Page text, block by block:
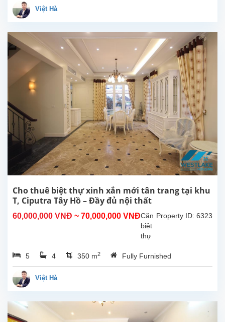
Ciputra,
quận
Tây
Hồ,
Hà
Nội.
Nhà
được
thiết
kế
hài
hòa
và
hiện
gồm
4
ngủ
và 3
phòng...
Việt Hà
Cho thuê biệt thự xinh xắn mới tân trang tại khu
T, Ciputra Tây Hồ – Đầy đủ nội thất
60,000,000 VNĐ ~ 70,000,000 VNĐ Property ID: 6323
Căn
biệt
thự
xắn
vừa
hiện
5 4 350 m2 Fully Furnished
Việt Hà